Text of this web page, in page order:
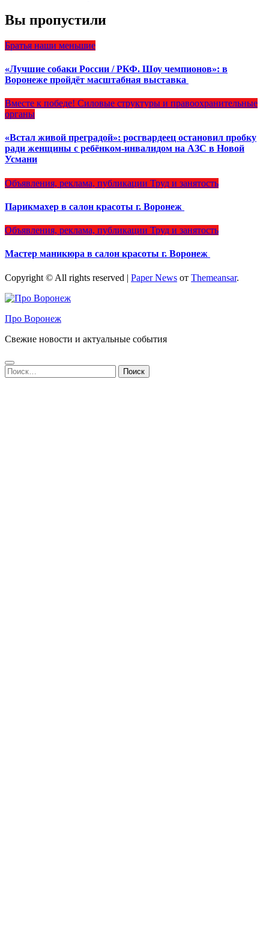
Вы пропустили
Братья наши меньшие
«Лучшие собаки России / РКФ. Шоу чемпионов»: в
Воронеже пройдёт масштабная выставка
Вместе к победе! Силовые структуры и правоохранительные
органы
«Встал живой преградой»: росгвардеец остановил пробку
ради женщины с ребёнком-инвалидом на АЗС в Новой
Усмани
Объявления, реклама, публикации Труд и занятость
Парикмахер в салон красоты г. Воронеж
Объявления, реклама, публикации Труд и занятость
Мастер маникюра в салон красоты г. Воронеж
Copyright © All rights reserved | Paper News от Themeansar.
Про Воронеж
Свежие новости и актуальные события
Найти: